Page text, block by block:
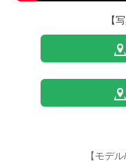
【
【モデ